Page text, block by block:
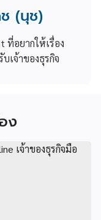
(นุช)
ที่อยากให้เรื่อง
เจ้าของธุรกิจ
ง